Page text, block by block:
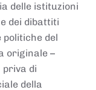
delle istituzioni
dei dibattiti
del
originale –
priva di
della